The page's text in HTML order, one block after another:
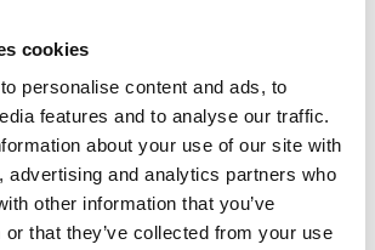
cookies
personalise content and ads, to
features and to analyse our traffic.
about your use of our site with
advertising and analytics partners who
other information that you’ve
or that they’ve collected from your use
maintenance contrôlé